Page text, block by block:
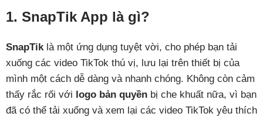
1. SnapTik App là gì?
SnapTiklà một ứng dụng tuyệt vời, cho phép bạn tải
xuống các video TikTok thú vị, lưu lại trên thiết bị của
mình một cách dễ dàng và nhanh chóng. Không còn cảm
thấy rắc rối với logo bản quyền bị che khuất nữa, vì bạn
đã có thể tải xuống và xem lại các video TikTok yêu thích